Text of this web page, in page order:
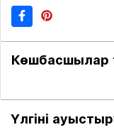
Көшбасшылар
Үлгіні